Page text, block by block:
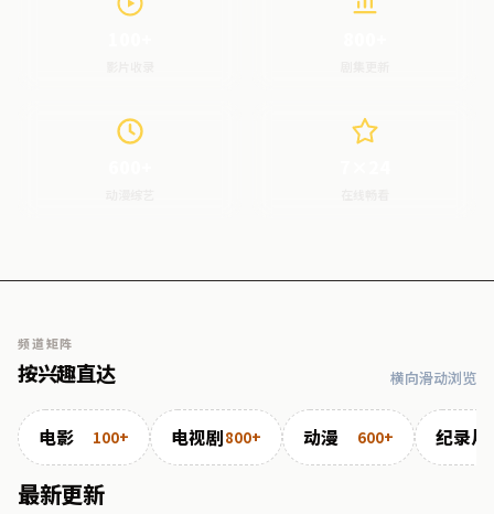
频道矩阵
按兴趣直达 横向滑动浏览
电影 100+ 电视剧800+ 动漫 600+ 纪录片
最新更新